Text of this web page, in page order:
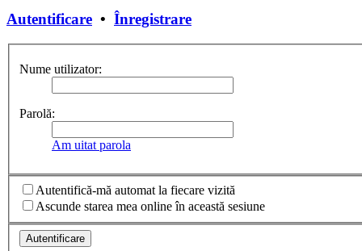
Autentificare • Înregistrare
Nume utilizator:
Parolă:
Am uitat parola
Autentifică-mă automat la fiecare vizită
Ascunde starea mea online în această sesiune